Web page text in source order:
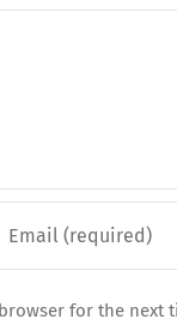
for the next